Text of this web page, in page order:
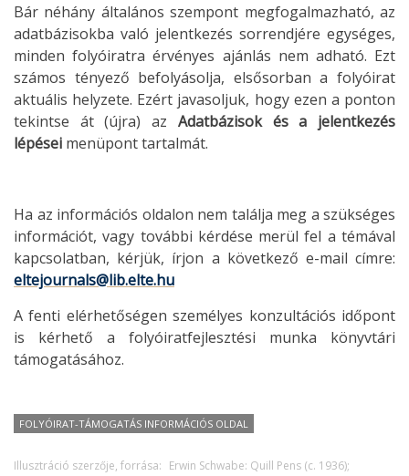
Bár néhány általános szempont megfogalmazható, az
adatbázisokba való jelentkezés sorrendjére egységes,
minden folyóiratra érvényes ajánlás nem adható. Ezt
számos tényező befolyásolja, elsősorban a folyóirat
aktuális helyzete. Ezért javasoljuk, hogy ezen a ponton
tekintse át (újra) az Adatbázisok és a jelentkezés
lépései menüpont tartalmát.
Ha az információs oldalon nem találja meg a szükséges
információt, vagy további kérdése merül fel a témával
kapcsolatban, kérjük, írjon a következő e-mail címre:
eltejournals@lib.elte.hu
A fenti elérhetőségen személyes konzultációs időpont
is kérhető a folyóiratfejlesztési munka könyvtári
támogatásához.
FOLYÓIRAT-TÁMOGATÁS INFORMÁCIÓS OLDAL
Illusztráció szerzője, forrása: Erwin Schwabe: Quill Pens (c. 1936);